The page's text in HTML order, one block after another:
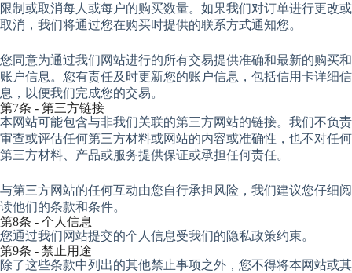
限制或取消每人或每户的购买数量。如果我们对订单进行更改或
取消，我们将通过您在购买时提供的联系方式通知您。
您同意为通过我们网站进行的所有交易提供准确和最新的购买和
账户信息。您有责任及时更新您的账户信息，包括信用卡详细信
息，以便我们完成您的交易。
第7条 - 第三方链接
本网站可能包含与非我们关联的第三方网站的链接。我们不负责
审查或评估任何第三方材料或网站的内容或准确性，也不对任何
第三方材料、产品或服务提供保证或承担任何责任。
与第三方网站的任何互动由您自行承担风险，我们建议您仔细阅
读他们的条款和条件。
第8条 - 个人信息
您通过我们网站提交的个人信息受我们的隐私政策约束。
第9条 - 禁止用途
除了这些条款中列出的其他禁止事项之外，您不得将本网站或其